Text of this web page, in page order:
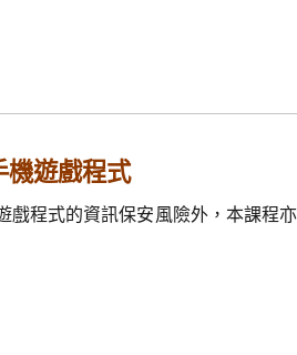
機遊戲程式
戲程式的資訊保安風險外，本課程